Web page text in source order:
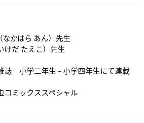
かはら あん）先生
けだ たえこ）先生
誌 小学二年生 – 小学四年生にて連載
コミックススペシャル